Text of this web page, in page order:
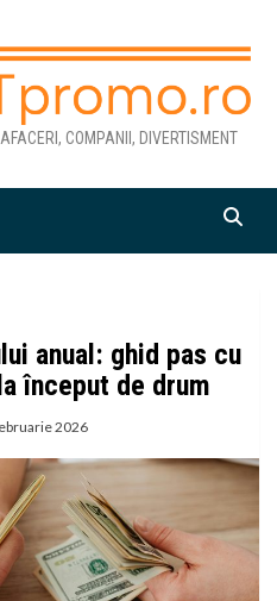
COMPANII, DIVERTISMENT
anual: ghid pas cu
început de drum
2026